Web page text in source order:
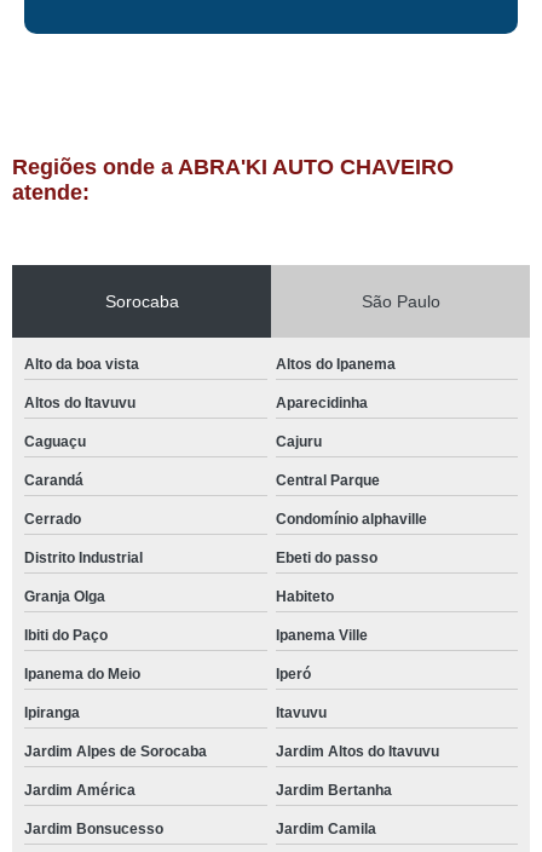
Regiões onde a ABRA'KI AUTO CHAVEIRO
atende:
Sorocaba São Paulo
Alto da boa vista Altos do Ipanema
Altos do Itavuvu Aparecidinha
Caguaçu Cajuru
Carandá Central Parque
Cerrado Condomínio alphaville
Distrito Industrial Ebeti do passo
Granja Olga Habiteto
Ibiti do Paço Ipanema Ville
Ipanema do Meio Iperó
Ipiranga Itavuvu
Jardim Alpes de Sorocaba Jardim Altos do Itavuvu
Jardim América Jardim Bertanha
Jardim Bonsucesso Jardim Camila